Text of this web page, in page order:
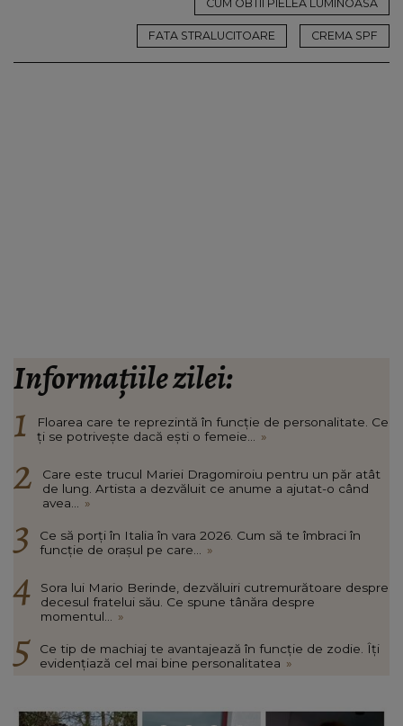
CUM OBTII PIELEA LUMINOASA
FATA STRALUCITOARE CREMA SPF
Informațiile zilei:
Floarea care te reprezintă în funcție de personalitate. Ce
ți se potrivește dacă ești o femeie... »
Care este trucul Mariei Dragomiroiu pentru un păr atât
de lung. Artista a dezvăluit ce anume a ajutat-o când
avea... »
Ce să porți în Italia în vara 2026. Cum să te îmbraci în
funcție de orașul pe care... »
Sora lui Mario Berinde, dezvăluiri cutremurătoare despre
decesul fratelui său. Ce spune tânăra despre
momentul... »
Ce tip de machiaj te avantajează în funcție de zodie. Îți
evidențiază cel mai bine personalitatea »